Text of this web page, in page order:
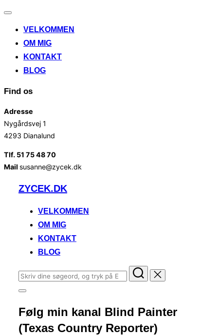
Slå
til/fraVELKOMMEN
OM MIG
KONTAKT
BLOG
Find os
Adresse
Nygårdsvej 1
4293 Dianalund
Tlf. 51 75 48 70
Mail susanne@zycek.dk
VidereZYCEK.DK
VELKOMMEN
OM MIG
KONTAKT
BLOG
Søg
efter:
Slå
i
sidekolonne
til/fra
Følg min kanal Blind Painter
(Texas Country Reporter)